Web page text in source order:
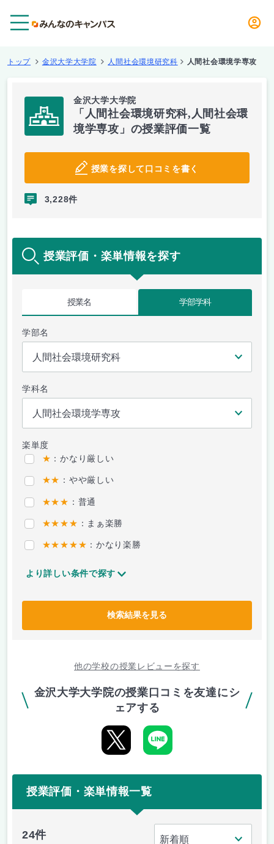
トップ 金沢大学大学院 人間社会環境研究科 人間社会環境学専攻
金沢大学大学院
「人間社会環境研究科,人間社会環
境学専攻」の授業評価一覧
授業を探して口コミを書く
3,228件
授業評価・楽単情報を探す
授業名 学部学科
学部名
学科名
楽単度
★ ：かなり厳しい
★★ ：やや厳しい
★★★ ：普通
★★★★ ：まぁ楽勝
★★★★★ ：かなり楽勝
より詳しい条件で探す
検索結果を見る
他の学校の授業レビューを探す
金沢大学大学院の授業口コミを友達にシ
ェアする
授業評価・楽単情報一覧
24件